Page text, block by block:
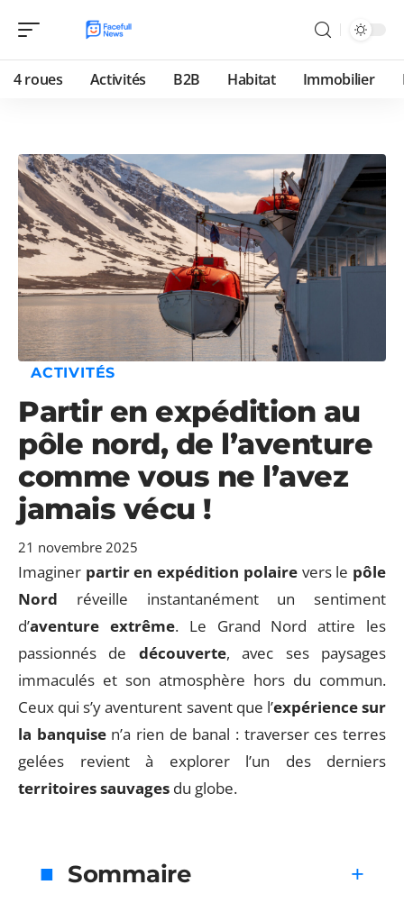
4 roues Activités B2B Habitat Immobilier
ACTIVITÉS
Partir en expédition au
pôle nord, de l’aventure
comme vous ne l’avez
jamais vécu !
21 novembre 2025
Imaginer partir en expédition polairevers le pôle
Nord réveille instantanément un sentiment
d’aventure extrême. Le Grand Nord attire les
passionnés de découverte, avec ses paysages
immaculés et son atmosphère hors du commun.
Ceux qui s’y aventurent savent que l’expérience sur
la banquisen’a rien de banal : traverser ces terres
gelées revient à explorer l’un des derniers
territoires sauvages du globe.
Sommaire